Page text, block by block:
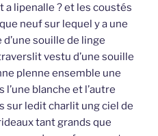
a lipenalle ? et les coustés
neuf sur lequel y a une
souille de linge
vestu d’une souille
plenne ensemble une
blanche et l’autre
sur ledit charlit ung ciel de
tant grands que